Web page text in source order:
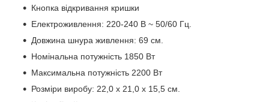
Кнопка відкривання кришки
Електроживлення: 220-240 В ~ 50/60 Гц.
Довжина шнура живлення: 69 см.
Номінальна потужність 1850 Вт
Максимальна потужність 2200 Вт
Розміри виробу: 22,0 х 21,0 х 15,5 см.